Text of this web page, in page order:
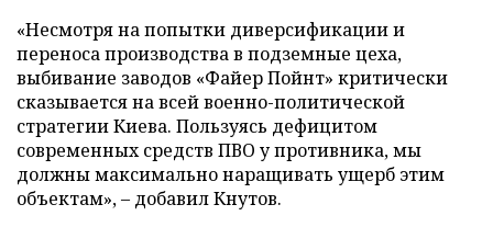
«Несмотря на попытки диверсификации и
переноса производства в подземные цеха,
выбивание заводов «Файер Пойнт» критически
сказывается на всей военно-политической
стратегии Киева. Пользуясь дефицитом
современных средств ПВО у противника, мы
должны максимально наращивать ущерб этим
объектам», – добавил Кнутов.